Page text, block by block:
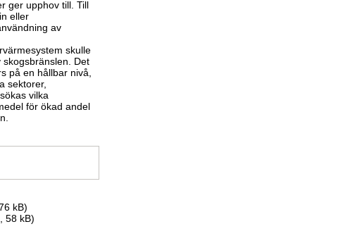
ger upphov till. Till
eller
av
skulle
Det
på en hållbar nivå,
sektorer,
vilka
för ökad andel
kB)
58 kB)